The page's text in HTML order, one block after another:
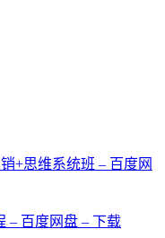
+思维系统班 – 百度网
– 百度网盘 – 下载